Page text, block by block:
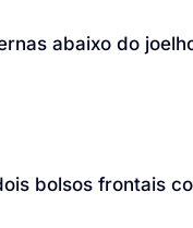
abaixo do
bolsos frontais